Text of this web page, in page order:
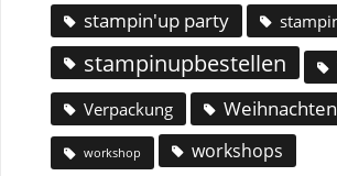
stampin'up party
stampinupbestellen
Verpackung Weihnachten
workshop workshops